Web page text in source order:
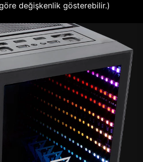
değişkenlik gösterebilir.)